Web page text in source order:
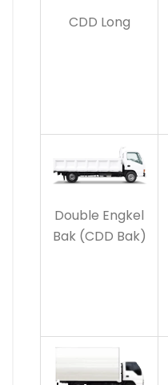
CDD Long
Double Engkel
Bak (CDD Bak)